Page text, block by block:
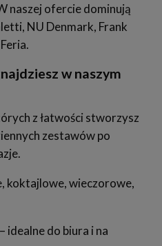
naszej ofercie dominują
NU Denmark, Frank
w naszym
z łatwości stworzysz
zestawów po
koktajlowe, wieczorowe,
idealne do biura i na